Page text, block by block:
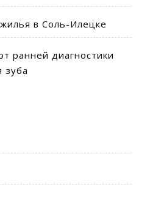
в Соль-Илецке
ранней диагностики
зуба